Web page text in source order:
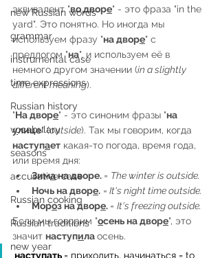
new Russian words
grammar
instrumental case
time expressions
Russian history
vocabulary
seasons
accusative case
Russian cooking
Russian traditions
new year
эквивалент "во дворе" - это фраза "in the
yard". Это понятно. Но иногда мы
используем фразу "на дворе" с
предлогом "на", и используем её в
немного другом значении (in a slightly
different meaning).
"На дворе" - это синоним фразы "на
улице" (outside). Так мы говорим, когда
наступает какая-то погода, время года,
или время дня:
Зима на дворе. = The winter is outside.
Ночь на дворе. = It's night time outside.
Мороз на дворе. = It's freezing outside.
Если мы говорим "осень на дворе", это
значит наступила осень.
наступать = приходить, начинаться = to